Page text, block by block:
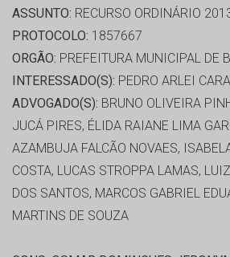
ASSUNTO: RECURSO ORDINÁRIO
PROTOCOLO: 1857667
ORGÃO: PREFEITURA MUNICIPAL DE
INTERESSADO(S): PEDRO ARLEI
ADVOGADO(S): BRUNO OLIVEIRA
JUCÁ PIRES, ÉLIDA RAIANE LIMA
AZAMBUJA FALCÃO NOVAES,
COSTA, LUCAS STROPPA LAMAS,
DOS SANTOS, MARCOS GABRIEL
MARTINS DE SOUZA